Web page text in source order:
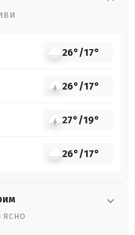
26°/17°
26°/17°
27°/19°
26°/17°